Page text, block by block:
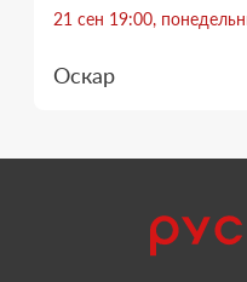
21 сен 19:00,
Оскар